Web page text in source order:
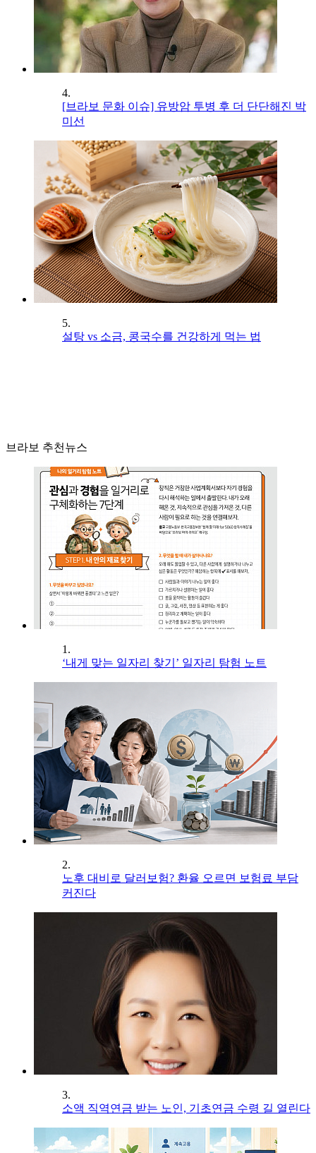
4.
[브라보 문화 이슈] 유방암 투병 후 더 단단해진 박
미선
5.
설탕 vs 소금, 콩국수를 건강하게 먹는 법
브라보 추천뉴스
1.
‘내게 맞는 일자리 찾기’ 일자리 탐험 노트
2.
노후 대비로 달러보험? 환율 오르면 보험료 부담
커진다
3.
소액 직역연금 받는 노인, 기초연금 수령 길 열린다